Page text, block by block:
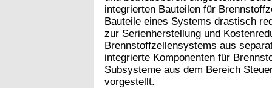
integrierten Bauteilen für
Bauteile eines Systems drastisch
zur Serienherstellung und
Brennstoffzellensystems aus
integrierte Komponenten für
Subsysteme aus dem Bereich
vorgestellt.